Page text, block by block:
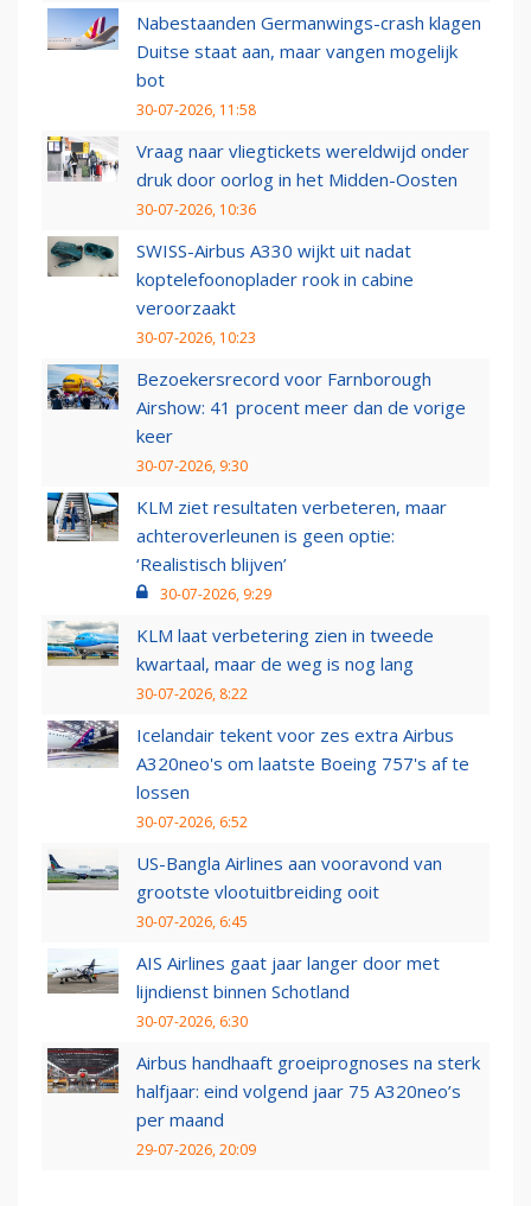
Nabestaanden Germanwings-crash klagen
Duitse staat aan, maar vangen mogelijk
bot
30-07-2026, 11:58
Vraag naar vliegtickets wereldwijd onder
druk door oorlog in het Midden-Oosten
30-07-2026, 10:36
SWISS-Airbus A330 wijkt uit nadat
koptelefoonoplader rook in cabine
veroorzaakt
30-07-2026, 10:23
Bezoekersrecord voor Farnborough
Airshow: 41 procent meer dan de vorige
keer
30-07-2026, 9:30
KLM ziet resultaten verbeteren, maar
achteroverleunen is geen optie:
‘Realistisch blijven’
30-07-2026, 9:29
KLM laat verbetering zien in tweede
kwartaal, maar de weg is nog lang
30-07-2026, 8:22
Icelandair tekent voor zes extra Airbus
A320neo's om laatste Boeing 757's af te
lossen
30-07-2026, 6:52
US-Bangla Airlines aan vooravond van
grootste vlootuitbreiding ooit
30-07-2026, 6:45
AIS Airlines gaat jaar langer door met
lijndienst binnen Schotland
30-07-2026, 6:30
Airbus handhaaft groeiprognoses na sterk
halfjaar: eind volgend jaar 75 A320neo’s
per maand
29-07-2026, 20:09